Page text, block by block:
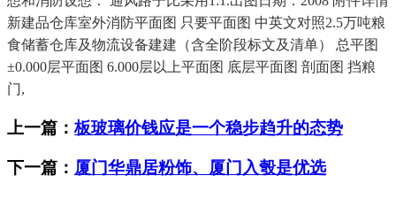
新建品仓库室外消防平面图 只要平面图 中英文对照2.5万吨粮
食储蓄仓库及物流设备建建（含全阶段标文及清单） 总平图
±0.000层平面图 6.000层以上平面图 底层平面图 剖面图 挡粮
门,
上一篇：板玻璃价钱应是一个稳步趋升的态势
下一篇： 厦门华鼎居粉饰、厦门入彀是优选